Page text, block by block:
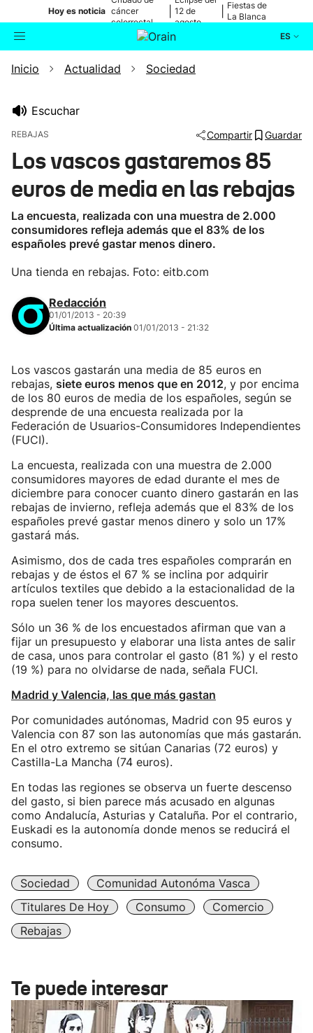
Hoy es noticia cáncer
colorrectal
12 de
agosto
Fiestas de
La Blanca
ES
Buscador Actualidad
Ikusmiran
Eguraldia
Inicio Actualidad Sociedad
Escuchar
REBAJAS Compartir Guardar
Los vascos gastaremos 85
euros de media en las rebajas
La encuesta, realizada con una muestra de 2.000
consumidores refleja además que el 83% de los
españoles prevé gastar menos dinero.
Una tienda en rebajas. Foto: eitb.com
Redacción
01/01/2013 - 20:39
Última actualización 01/01/2013 - 21:32
Los vascos gastarán una media de 85 euros en
rebajas, siete euros menos que en 2012, y por encima
de los 80 euros de media de los españoles, según se
desprende de una encuesta realizada por la
Federación de Usuarios-Consumidores Independientes
(FUCI).
La encuesta, realizada con una muestra de 2.000
consumidores mayores de edad durante el mes de
diciembre para conocer cuanto dinero gastarán en las
rebajas de invierno, refleja además que el 83% de los
españoles prevé gastar menos dinero y solo un 17%
gastará más.
Asimismo, dos de cada tres españoles comprarán en
rebajas y de éstos el 67 % se inclina por adquirir
artículos textiles que debido a la estacionalidad de la
ropa suelen tener los mayores descuentos.
Sólo un 36 % de los encuestados afirman que van a
fijar un presupuesto y elaborar una lista antes de salir
de casa, unos para controlar el gasto (81 %) y el resto
(19 %) para no olvidarse de nada, señala FUCI.
Madrid y Valencia, las que más gastan
Por comunidades autónomas, Madrid con 95 euros y
Valencia con 87 son las autonomías que más gastarán.
En el otro extremo se sitúan Canarias (72 euros) y
Castilla-La Mancha (74 euros).
En todas las regiones se observa un fuerte descenso
del gasto, si bien parece más acusado en algunas
como Andalucía, Asturias y Cataluña. Por el contrario,
Euskadi es la autonomía donde menos se reducirá el
consumo.
Sociedad
Comunidad Autonóma Vasca
Titulares De Hoy
Consumo
Comercio
Rebajas
Te puede interesar